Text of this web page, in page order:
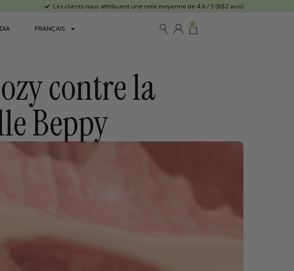
Les clients nous attribuent une note moyenne de 4,6 / 5 (882 avis)
FRANÇAIS
0
contre la
Beppy